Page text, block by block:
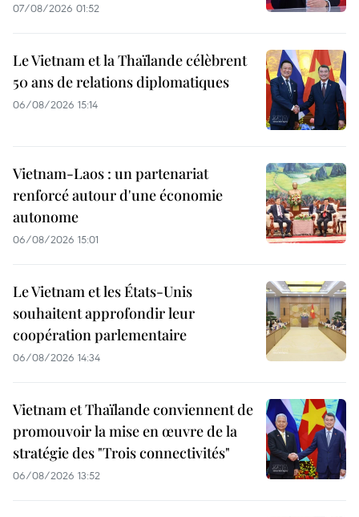
07/08/2026 01:52
Le Vietnam et la Thaïlande célèbrent
50 ans de relations diplomatiques
06/08/2026 15:14
Vietnam-Laos : un partenariat
renforcé autour d'une économie
autonome
06/08/2026 15:01
Le Vietnam et les États-Unis
souhaitent approfondir leur
coopération parlementaire
06/08/2026 14:34
Vietnam et Thaïlande conviennent de
promouvoir la mise en œuvre de la
stratégie des "Trois connectivités"
06/08/2026 13:52